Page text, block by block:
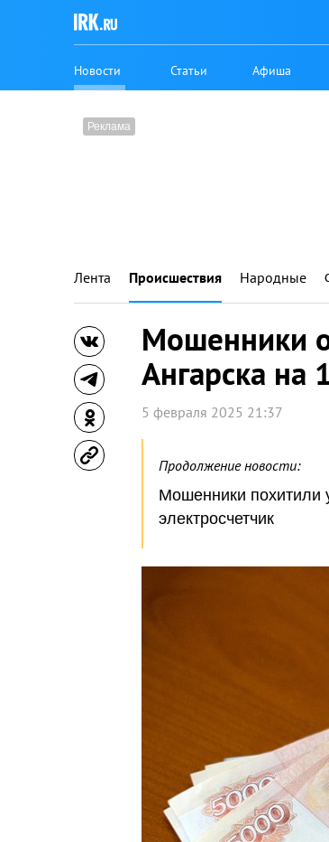
Новости Статьи Афиша
Лента Происшествия Народные
Мошенники
Ангарска на
5 февраля 2025 21:37
Продолжение новости:
Мошенники похитили
электросчетчик